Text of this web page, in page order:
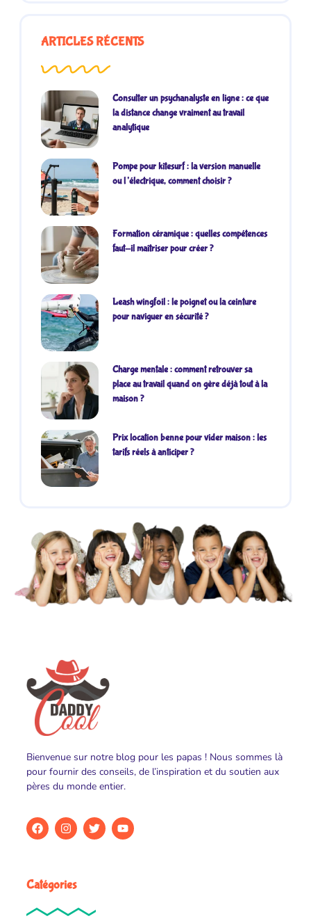
ARTICLES RÉCENTS
Consulter un psychanalyste en ligne : ce que
la distance change vraiment au travail
analytique
Pompe pour kitesurf : la version manuelle
ou l’électrique, comment choisir ?
Formation céramique : quelles compétences
faut-il maîtriser pour créer ?
Leash wingfoil : le poignet ou la ceinture
pour naviguer en sécurité ?
Charge mentale : comment retrouver sa
place au travail quand on gère déjà tout à la
maison ?
Prix location benne pour vider maison : les
tarifs réels à anticiper ?
Bienvenue sur notre blog pour les papas ! Nous sommes là
pour fournir des conseils, de l’inspiration et du soutien aux
pères du monde entier.
Catégories